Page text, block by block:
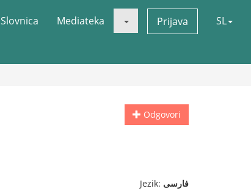
Slovnica Mediateka Prijava SL
Odgovori
Jezik: فارسی